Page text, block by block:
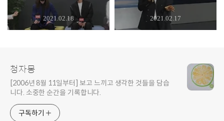
2021.02.18 2021.02.17
청자몽
[2006년 8월 11일부터] 보고 느끼고 생각한 것들을 담습
니다. 소중한 순간을 기록합니다.
구독하기